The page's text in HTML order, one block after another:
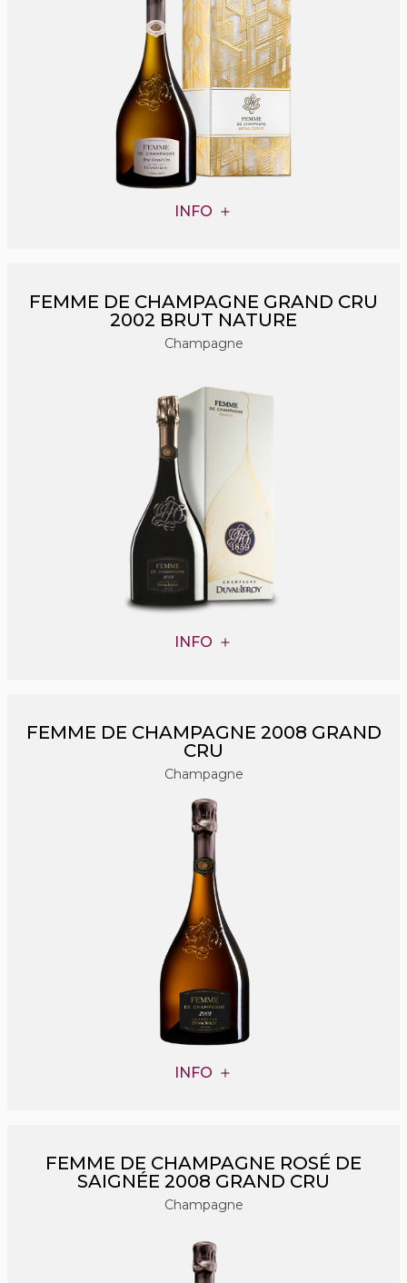
INFO
FEMME DE CHAMPAGNE GRAND CRU
2002 BRUT NATURE
Champagne
INFO
FEMME DE CHAMPAGNE 2008 GRAND
CRU
Champagne
INFO
FEMME DE CHAMPAGNE ROSÉ DE
SAIGNÉE 2008 GRAND CRU
Champagne